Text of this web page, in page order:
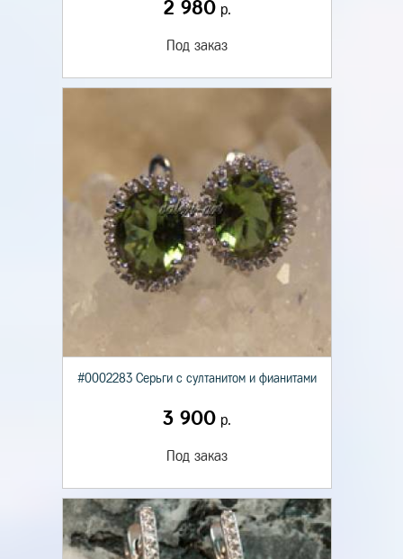
2 980р.
Под заказ
#0002283 Серьги с султанитом и фианитами
3 900 р.
Под заказ